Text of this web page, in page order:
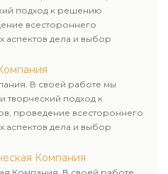
подход к решению
всестороннего
аспектов дела и выбор
В своей работе мы
творческий подход к
проведение всестороннего
аспектов дела и выбор
Компания